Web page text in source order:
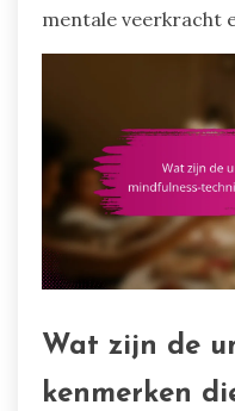
mentale veerkracht
Wat zijn de
kenmerken